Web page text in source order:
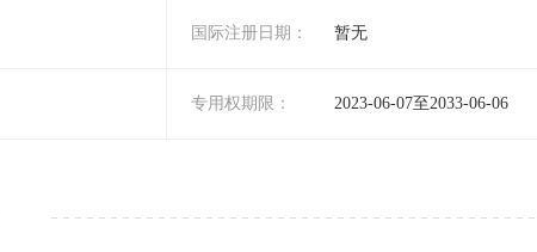
国际注册日期： 暂无
专用权期限： 2023-06-07至2033-06-06